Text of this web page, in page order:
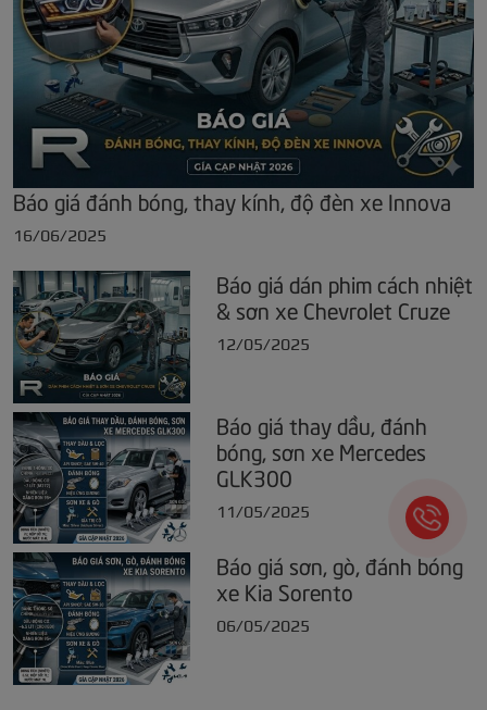
Báo giá đánh bóng, thay kính, độ đèn xe Innova
16/06/2025
Báo giá dán phim cách nhiệt
& sơn xe Chevrolet Cruze
12/05/2025
Báo giá thay dầu, đánh
bóng, sơn xe Mercedes
GLK300
11/05/2025
Báo giá sơn, gò, đánh bóng
xe Kia Sorento
06/05/2025